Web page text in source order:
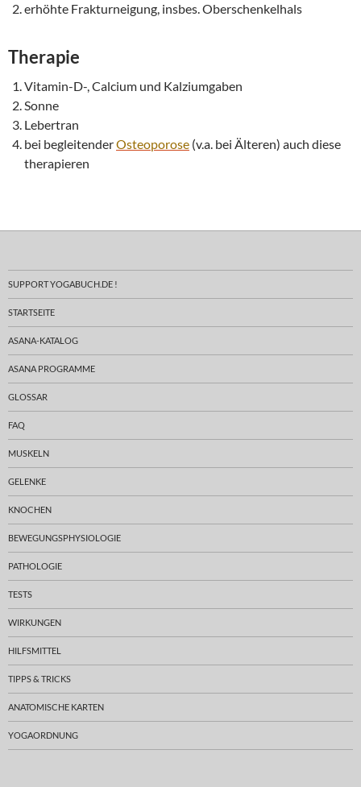
erhöhte Frakturneigung, insbes. Oberschenkelhals
Therapie
Vitamin-D-, Calcium und Kalziumgaben
Sonne
Lebertran
bei begleitenderOsteoporose (v.a. bei Älteren) auch diese
therapieren
SUPPORT YOGABUCH.DE !
STARTSEITE
ASANA-KATALOG
ASANA PROGRAMME
GLOSSAR
FAQ
MUSKELN
GELENKE
KNOCHEN
BEWEGUNGSPHYSIOLOGIE
PATHOLOGIE
TESTS
WIRKUNGEN
HILFSMITTEL
TIPPS & TRICKS
ANATOMISCHE KARTEN
YOGAORDNUNG